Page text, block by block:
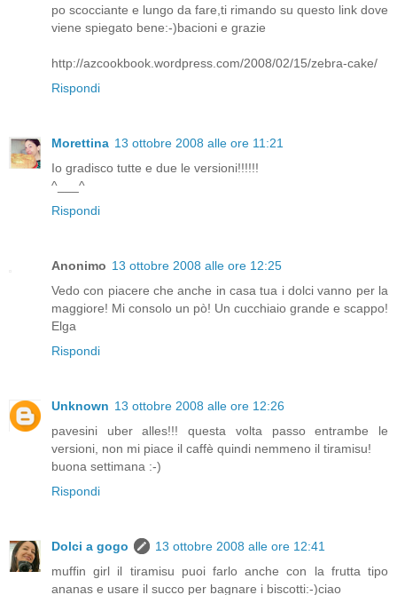
po scocciante e lungo da fare,ti rimando su questo link dove
viene spiegato bene:-)bacioni e grazie
http://azcookbook.wordpress.com/2008/02/15/zebra-cake/
Rispondi
Morettina 13 ottobre 2008 alle ore 11:21
Io gradisco tutte e due le versioni!!!!!!
^___^
Rispondi
Anonimo 13 ottobre 2008 alle ore 12:25
Vedo con piacere che anche in casa tua i dolci vanno per la
maggiore! Mi consolo un pò! Un cucchiaio grande e scappo!
Elga
Rispondi
Unknown 13 ottobre 2008 alle ore 12:26
pavesini uber alles!!! questa volta passo entrambe le
versioni, non mi piace il caffè quindi nemmeno il tiramisu!
buona settimana :-)
Rispondi
Dolci a gogo
13 ottobre 2008 alle ore 12:41
muffin girl il tiramisu puoi farlo anche con la frutta tipo
ananas e usare il succo per bagnare i biscotti:-)ciao